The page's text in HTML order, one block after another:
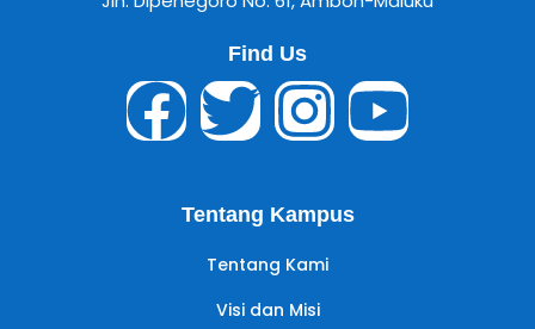
Find Us
Tentang Kampus
Tentang Kami
Visi dan Misi